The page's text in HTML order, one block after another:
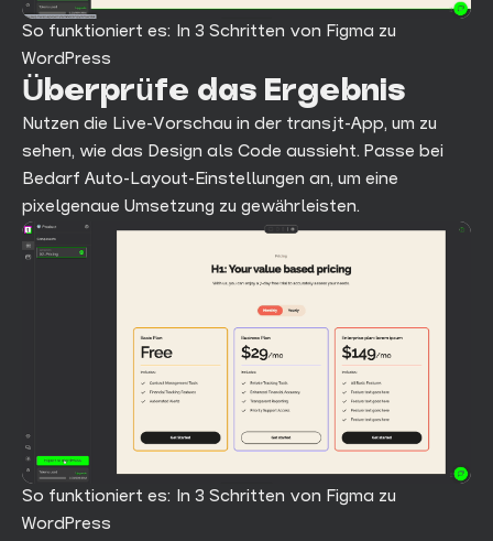
So funktioniert es: In 3 Schritten von Figma zu
WordPress
Überprüfe das Ergebnis
Nutzen die Live-Vorschau in der transjt-App, um zu
sehen, wie das Design als Code aussieht. Passe bei
Bedarf Auto-Layout-Einstellungen an, um eine
pixelgenaue Umsetzung zu gewährleisten.
So funktioniert es: In 3 Schritten von Figma zu
WordPress